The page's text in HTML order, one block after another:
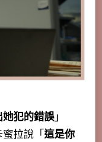
犯的錯誤」
拉說「這是你